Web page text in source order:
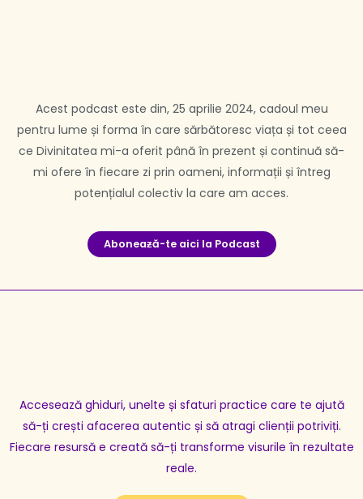
Acest podcast este din, 25 aprilie 2024, cadoul meu
pentru lume și forma în care sărbătoresc viața și tot ceea
ce Divinitatea mi-a oferit până în prezent și continuă să-
mi ofere în fiecare zi prin oameni, informații și întreg
potențialul colectiv la care am acces.
Aboneaƶă-te aici la Podcast
Accesează ghiduri, unelte și sfaturi practice care te ajută
să-ți crești afacerea autentic și să atragi clienții potriviți.
Fiecare resursă e creată să-ți transforme visurile în rezultate
reale.